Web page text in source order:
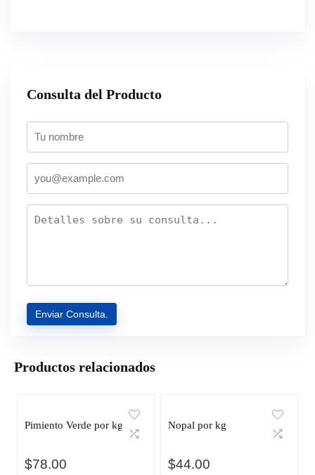
Consulta del Producto
Productos relacionados
Pimiento Verde por kg
$78.00
Nopal por kg
$44.00